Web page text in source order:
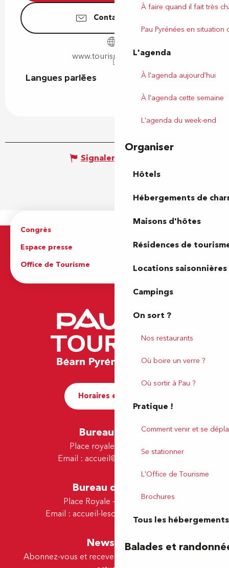
À faire quand il fait très
Pau Pyrénées en situation
L'agenda
À l'agenda aujourd'hui
À l'agenda cette semaine
L'agenda du week-end
Organiser
Hôtels
Hébergements de
Maisons d'hôtes
Résidences de
Locations saisonnières
Campings
On sort ?
Nos restaurants
Où boire un verre ?
Où sortir à Pau ?
Pratique !
Comment venir et se
Se stationner
L'Office de Tourisme
Brochures
Tous les hébergements
Balades et
Contactez-nous
www.tourismepau.com
Langues parlées
Langues parlées
Signaler une erreur
Congrès
Espace presse
Brochures
Office de Tourisme
Horaires et contact
Bureau de Pau
Place royale - 64000 Pau
Email : accueil@tourismepau.fr
Bureau de Lescar
Place Royale - 64230 Lescar
Email : accueil-lescar@tourismepau.fr
Newsletter
Abonnez-vous et recevez par e-mail nos offres et